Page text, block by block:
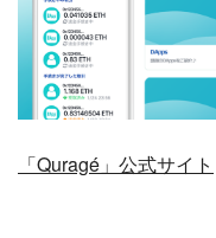
「Quragé」公式サイト